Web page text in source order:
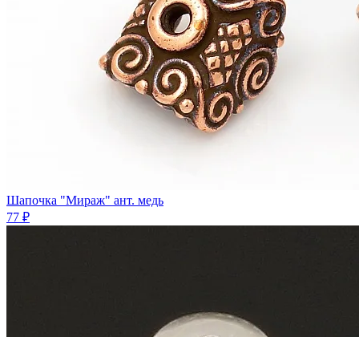
Шапочка "Мираж" ант. медь
77 ₽